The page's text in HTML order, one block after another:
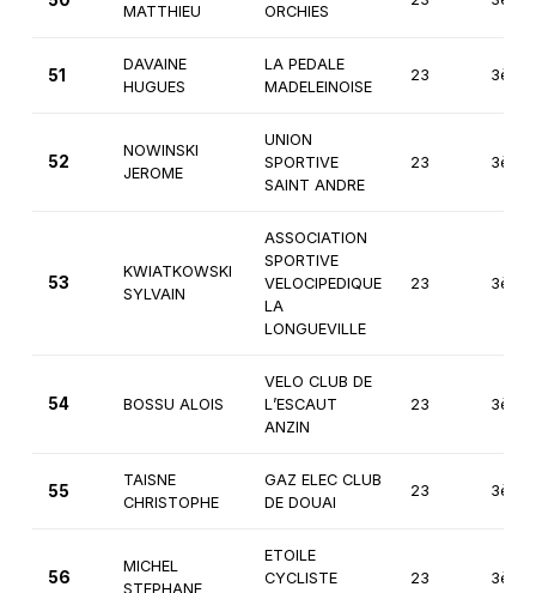
MATTHIEU
ORCHIES
51
DAVAINE
HUGUES
LA PEDALE
MADELEINOISE
23 3ème
52
NOWINSKI
JEROME
UNION
SPORTIVE
SAINT ANDRE
23 3ème
53
KWIATKOWSKI
SYLVAIN
ASSOCIATION
SPORTIVE
VELOCIPEDIQUE
LA
LONGUEVILLE
23 3ème
54 BOSSU ALOIS
VELO CLUB DE
L’ESCAUT
ANZIN
23 3ème
55
TAISNE
CHRISTOPHE
GAZ ELEC CLUB
DE DOUAI
23 3ème
56
MICHEL
STEPHANE
ETOILE
CYCLISTE
23 3ème